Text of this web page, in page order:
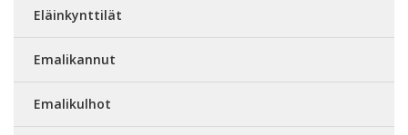
Eläinkynttilät
Emalikannut
Emalikulhot